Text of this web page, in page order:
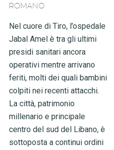
ROMANO
Nel cuore di Tiro, l’ospedale
Jabal Amel è tra gli ultimi
presidi sanitari ancora
operativi mentre arrivano
feriti, molti dei quali bambini
colpiti nei recenti attacchi.
La città, patrimonio
millenario e principale
centro del sud del Libano, è
sottoposta a continui ordini